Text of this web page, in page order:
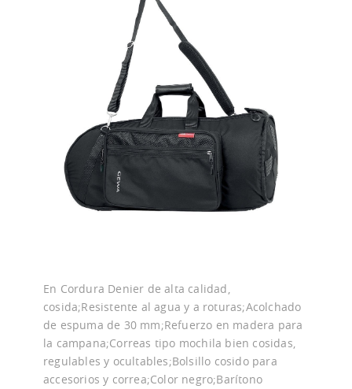
En Cordura Denier de alta calidad,
cosida;Resistente al agua y a roturas;Acolchado
de espuma de 30 mm;Refuerzo en madera para
la campana;Correas tipo mochila bien cosidas,
regulables y ocultables;Bolsillo cosido para
accesorios y correa;Color negro;Barítono